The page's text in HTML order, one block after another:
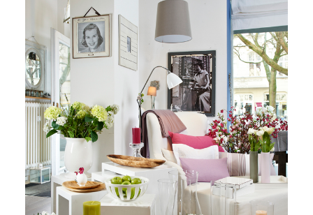
Schachdarbietung
. Unbedingt ansehen wenn sie in der
Nähe sind!